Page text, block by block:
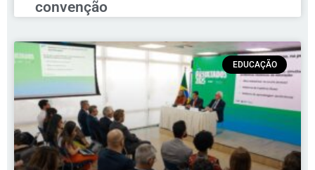
convenção
EDUCAÇÃO